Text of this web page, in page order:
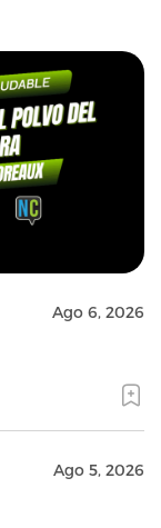
Ago 6, 2026
Ago 5, 2026